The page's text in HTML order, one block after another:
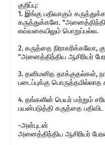
குறிப்பு:
1. இங்கு பதிவாகும்
கருத்துக்களே.
எவ்வகையிலும் பொறுப்பல்ல.
2. கருத்தை
"அனைத்திந்திய ஆசிரியர்
3. தனிமனித தாக்குதல்கள்,
படைப்புக்கு பொருத்தமில்லாத
4. தங்களின் பெயர் மற்றும்
பயன்படுத்தி கருத்தை
-அன்புடன்
அனைத்திந்திய ஆசிரியர்